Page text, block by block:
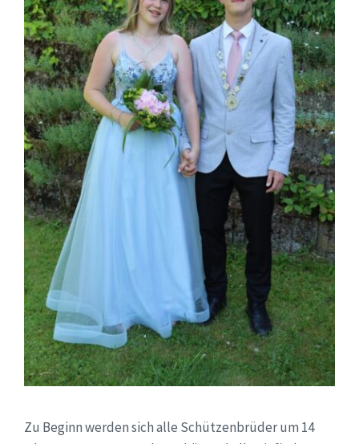
Zu Beginn werden sich alle Schützenbrüder um 14